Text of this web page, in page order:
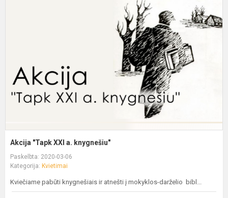
Akcija "Tapk XXI a. knygnešiu"
Paskelbta: 2020-03-06
Kategorija: Kvietimai
Kviečiame pabūti knygnešiais ir atnešti į mokyklos-darželio bibl...